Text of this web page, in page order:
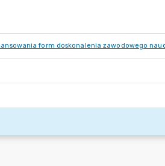
form doskonalenia zawodowego